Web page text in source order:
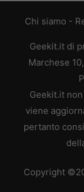
Chi siamo -
Geekit.it di
Marchese
Geekit.it
viene
pertanto
Copyright